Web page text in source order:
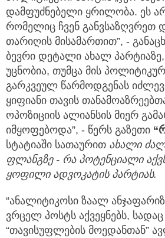
დამფუძნებელი ყრილობა. ეს
რომელიც ჩვენ განვსაზღვრეთ
თარიღის მისამართით”, -
ბევრი დეტალი ახალ
უცნობია, თუმცა მის პოლიტიკურ
გარკვეულ წარმოდგენას
ყიფიანი თავის
ოპოზიციის ალიანსის მიერ
იმყოფებოდა”, - წერს გაზეთი
სტატიაში სათაურით ახალი
ფლანგზე - რა პოტენციალი
ყოფილი ადვოკატის პარტიას.
“ანალიტიკოსი ზაალ
ვრცელ პოსტს აქვეყნებს,
“თავისუფლების მოედანთან”